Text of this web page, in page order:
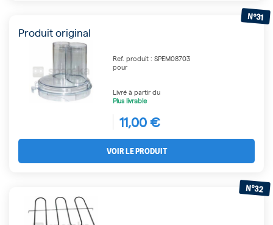
Produit original
N°31
Ref. produit : SPEM08703
pour
Livré à partir du
Plus livrable
11,00 €
VOIR LE PRODUIT
N°32